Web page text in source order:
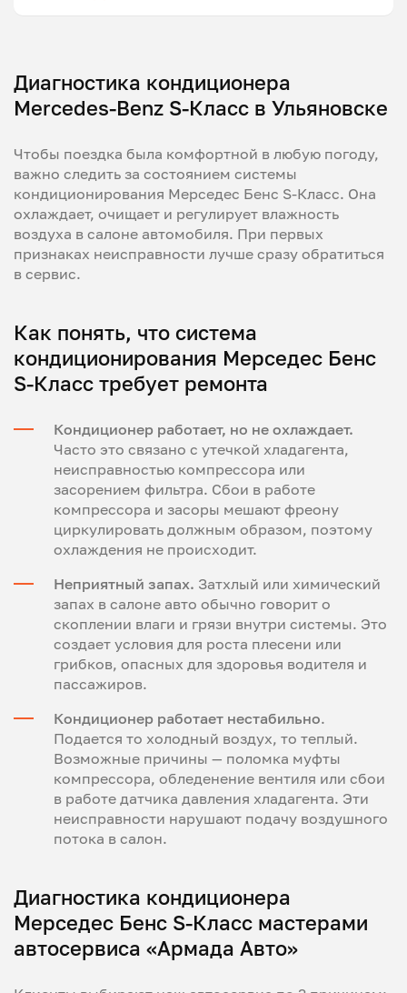
Диагностика кондиционера
Mercedes-Benz S-Класс в Ульяновске
Чтобы поездка была комфортной в любую погоду,
важно следить за состоянием системы
кондиционирования Мерседес Бенс S-Класс. Она
охлаждает, очищает и регулирует влажность
воздуха в салоне автомобиля. При первых
признаках неисправности лучше сразу обратиться
в сервис.
Как понять, что система
кондиционирования Мерседес Бенс
S-Класс требует ремонта
Кондиционер работает, но не охлаждает.
Часто это связано с утечкой хладагента,
неисправностью компрессора или
засорением фильтра. Сбои в работе
компрессора и засоры мешают фреону
циркулировать должным образом, поэтому
охлаждения не происходит.
Неприятный запах. Затхлый или химический
запах в салоне авто обычно говорит о
скоплении влаги и грязи внутри системы. Это
создает условия для роста плесени или
грибков, опасных для здоровья водителя и
пассажиров.
Кондиционер работает нестабильно.
Подается то холодный воздух, то теплый.
Возможные причины — поломка муфты
компрессора, обледенение вентиля или сбои
в работе датчика давления хладагента. Эти
неисправности нарушают подачу воздушного
потока в салон.
Диагностика кондиционера
Мерседес Бенс S-Класс мастерами
автосервиса «Армада Авто»